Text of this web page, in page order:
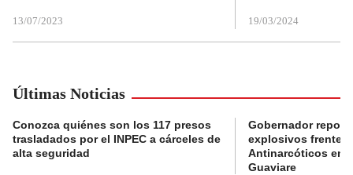
13/07/2023 19/03/2024
Últimas Noticias
Conozca quiénes son los 117 presos
trasladados por el INPEC a cárceles de
alta seguridad
Gobernador
explosivos frente a
Antinarcóticos en
Guaviare